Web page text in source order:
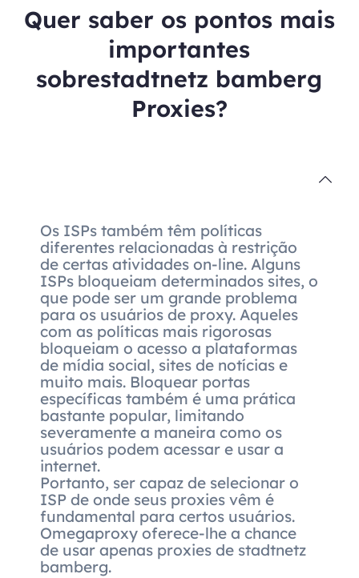
Quer saber os pontos mais
importantes
sobrestadtnetz bamberg
Proxies?
Os ISPs também têm políticas
diferentes relacionadas à restrição
de certas atividades on-line. Alguns
ISPs bloqueiam determinados sites, o
que pode ser um grande problema
para os usuários de proxy. Aqueles
com as políticas mais rigorosas
bloqueiam o acesso a plataformas
de mídia social, sites de notícias e
muito mais. Bloquear portas
específicas também é uma prática
bastante popular, limitando
severamente a maneira como os
usuários podem acessar e usar a
internet.
Portanto, ser capaz de selecionar o
ISP de onde seus proxies vêm é
fundamental para certos usuários.
Omegaproxy oferece-lhe a chance
de usar apenas proxies de stadtnetz
bamberg.